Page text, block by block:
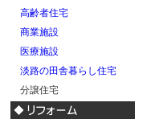
高齢者住宅
商業施設
医療施設
淡路の田舎暮らし住宅
分譲住宅